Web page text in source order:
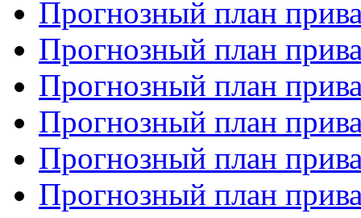
Прогнозный план
Прогнозный план
Прогнозный план
Прогнозный план
Прогнозный план
Прогнозный план